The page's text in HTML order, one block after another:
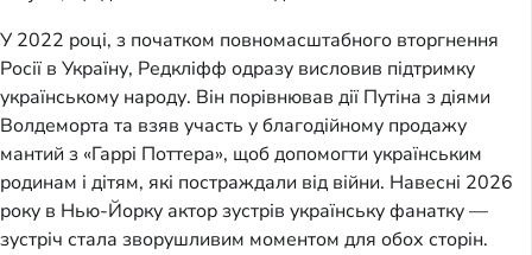
У 2022 році, з початком повномасштабного вторгнення
Росії в Україну, Редкліфф одразу висловив підтримку
українському народу. Він порівнював дії Путіна з діями
Волдеморта та взяв участь у благодійному продажу
мантий з «Гаррі Поттера», щоб допомогти українським
родинам і дітям, які постраждали від війни. Навесні 2026
року в Нью-Йорку актор зустрів українську фанатку —
зустріч стала зворушливим моментом для обох сторін.